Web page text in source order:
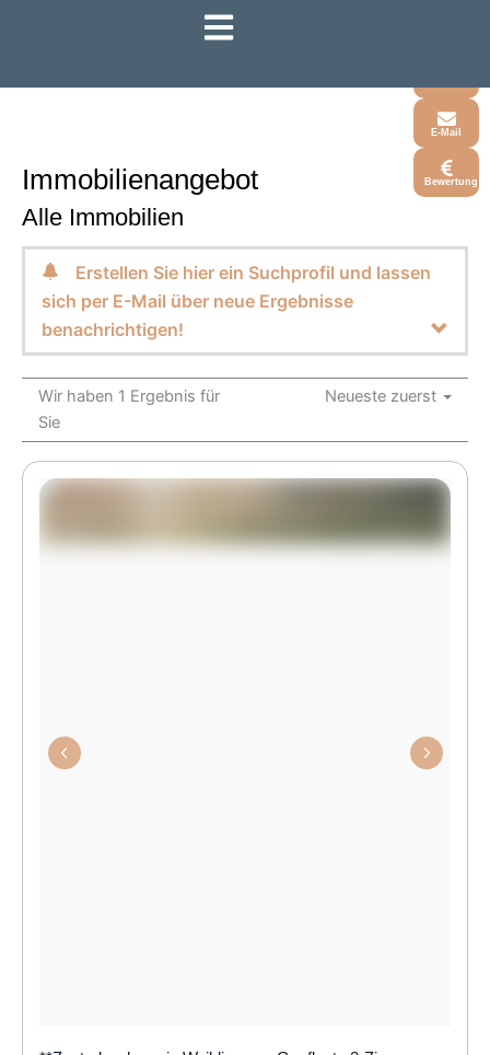
E-Mail
Bewertung
Immobilien­angebot
Alle Immobilien
Erstellen Sie hier ein Suchprofil und lassen
sich per E-Mail über neue Ergebnisse
benachrichtigen!
Wir haben 1 Ergebnis für
Sie
Neueste zuerst